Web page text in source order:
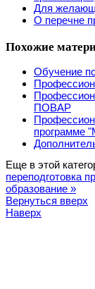
Для
О перечне
Похожие
Обучение
ПОВАР
программе
Еще в этой
образование »
Вернуться вверх
Наверх